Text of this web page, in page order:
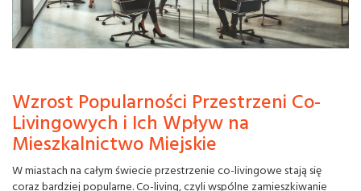
Wzrost Popularności Przestrzeni Co-
Livingowych i Ich Wpływ na
Mieszkalnictwo Miejskie
W miastach na całym świecie przestrzenie co-livingowe stają się
coraz bardziej popularne. Co-living, czyli wspólne zamieszkiwanie